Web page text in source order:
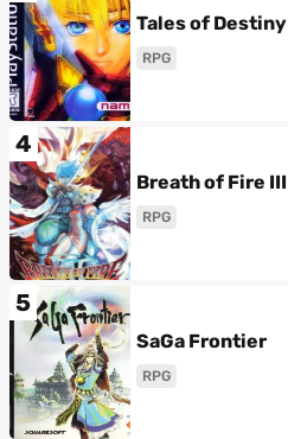
Tales of Destiny
RPG
4
Breath of Fire III
RPG
5
SaGa Frontier
RPG